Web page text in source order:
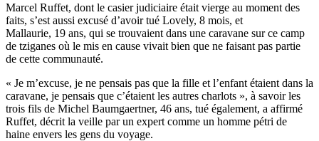
Marcel Ruffet, dont le casier judiciaire était vierge au moment des
faits, s’est aussi excusé d’avoir tué Lovely, 8 mois, et
Mallaurie, 19 ans, qui se trouvaient dans une caravane sur ce camp
de tziganes où le mis en cause vivait bien que ne faisant pas partie
de cette communauté.
« Je m’excuse, je ne pensais pas que la fille et l’enfant étaient dans la
caravane, je pensais que c’étaient les autres charlots », à savoir les
trois fils de Michel Baumgaertner, 46 ans, tué également, a affirmé
Ruffet, décrit la veille par un expert comme un homme pétri de
haine envers les gens du voyage.